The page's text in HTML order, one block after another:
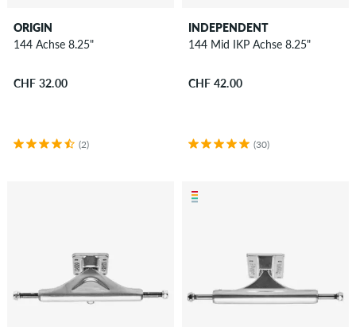
ORIGIN
144 Achse 8.25"
CHF 32.00
(2)
INDEPENDENT
144 Mid IKP Achse 8.25"
CHF 42.00
(30)